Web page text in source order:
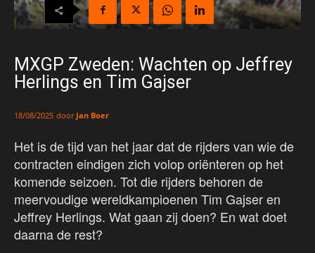
MXGP Zweden: Wachten op Jeffrey
Herlings en Tim Gajser
18/08/2025 door Jan Boer
Het is de tijd van het jaar dat de rijders van wie de
contracten eindigen zich volop oriënteren op het
komende seizoen. Tot die rijders behoren de
meervoudige wereldkampioenen Tim Gajser en
Jeffrey Herlings. Wat gaan zij doen? En wat doet
daarna de rest?